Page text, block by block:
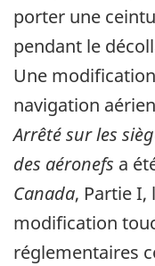
porter une
pendant le
Une
navigation
Arrêté sur les
des aéronefs a
Canada, Partie I,
modification
réglementaires